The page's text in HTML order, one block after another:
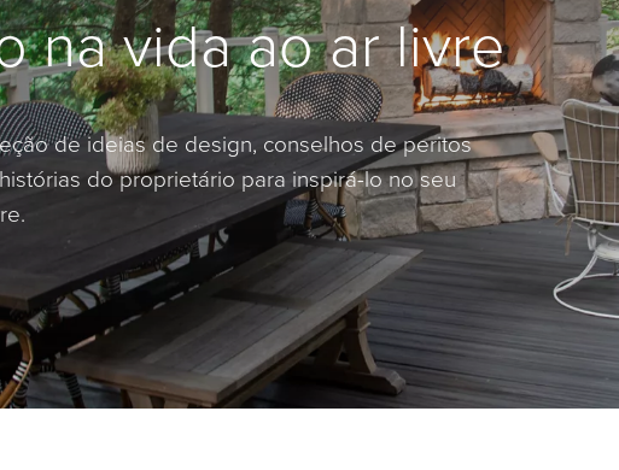
na vida ao ar livre
de ideias de design, conselhos de peritos
do proprietário para inspirá-lo no seu